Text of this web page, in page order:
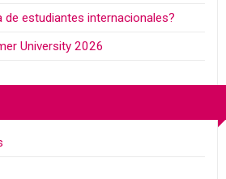
de estudiantes internacionales?
University 2026